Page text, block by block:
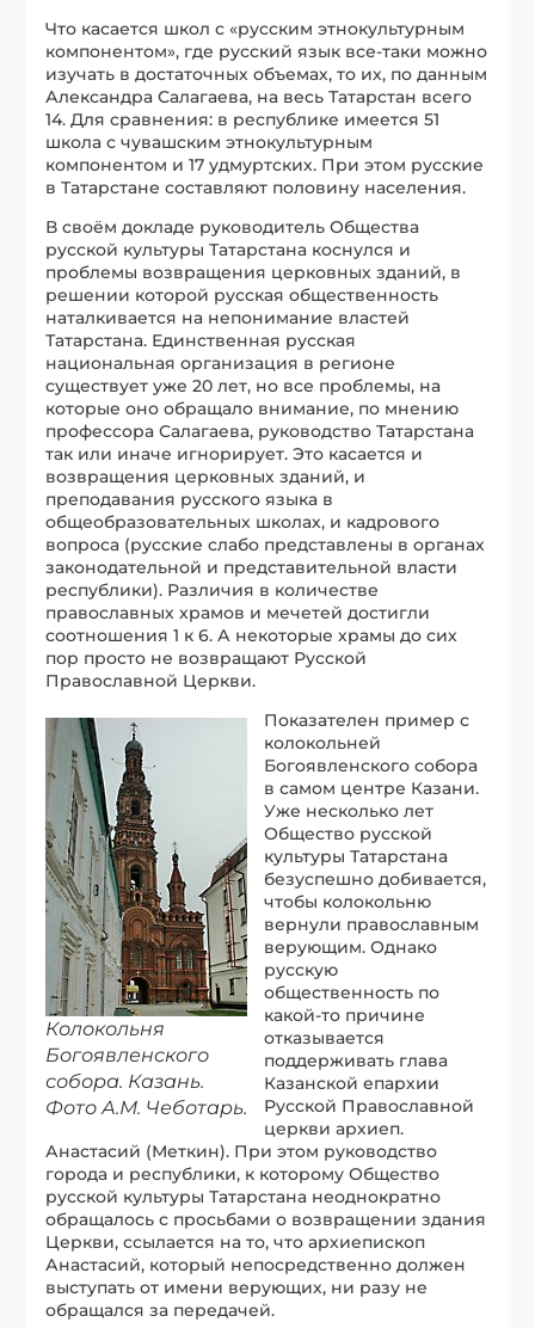
Что касается школ с «русским этнокультурным
компонентом», где русский язык все-таки можно
изучать в достаточных объемах, то их, по данным
Александра Салагаева, на весь Татарстан всего
14. Для сравнения: в республике имеется 51
школа с чувашским этнокультурным
компонентом и 17 удмуртских. При этом русские
в Татарстане составляют половину населения.
В своём докладе руководитель Общества
русской культуры Татарстана коснулся и
проблемы возвращения церковных зданий, в
решении которой русская общественность
наталкивается на непонимание властей
Татарстана. Единственная русская
национальная организация в регионе
существует уже 20 лет, но все проблемы, на
которые оно обращало внимание, по мнению
профессора Салагаева, руководство Татарстана
так или иначе игнорирует. Это касается и
возвращения церковных зданий, и
преподавания русского языка в
общеобразовательных школах, и кадрового
вопроса (русские слабо представлены в органах
законодательной и представительной власти
республики). Различия в количестве
православных храмов и мечетей достигли
соотношения 1 к 6. А некоторые храмы до сих
пор просто не возвращают Русской
Православной Церкви.
Колокольня
Богоявленского
собора. Казань.
Фото А.М. Чеботарь.
Показателен пример с
колокольней
Богоявленского собора
в самом центре Казани.
Уже несколько лет
Общество русской
культуры Татарстана
безуспешно добивается,
чтобы колокольню
вернули православным
верующим. Однако
русскую
общественность по
какой-то причине
отказывается
поддерживать глава
Казанской епархии
Русской Православной
церкви архиеп.
Анастасий (Меткин). При этом руководство
города и республики, к которому Общество
русской культуры Татарстана неоднократно
обращалось с просьбами о возвращении здания
Церкви, ссылается на то, что архиепископ
Анастасий, который непосредственно должен
выступать от имени верующих, ни разу не
обращался за передачей.